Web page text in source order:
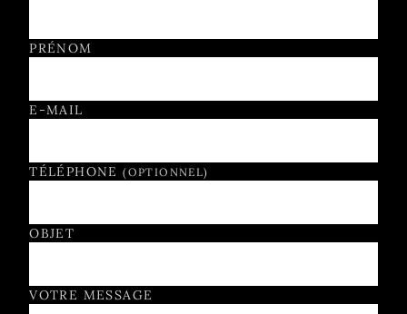
PRÉNOM
E-MAIL
TÉLÉPHONE(OPTIONNEL)
OBJET
VOTRE MESSAGE